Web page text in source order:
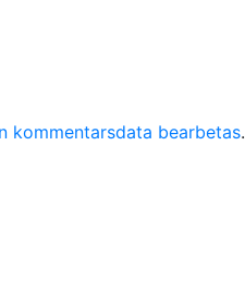
kommentarsdata bearbetas.